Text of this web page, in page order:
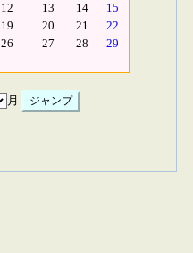
12 13 14
15
19 20 21
22
26 27 28
29
月